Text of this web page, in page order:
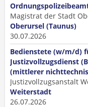
Magistrat der Stadt
Oberursel (Taunus)
30.07.2026
Bedienstete (w/m/d)
Justizvollzugsdienst
(mittlerer
Justizvollzugsanstalt
Weiterstadt
26.07.2026